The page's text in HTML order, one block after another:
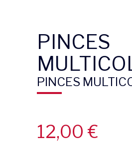
PINCES
PINCES
12,00 €